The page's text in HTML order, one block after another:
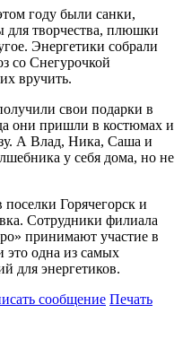
году были санки,
для творчества, плюшки
Энергетики собрали
со Снегурочкой
вручить.
свои подарки в
они пришли в костюмах и
А Влад, Ника, Саша и
у себя дома, но не
Горячегорск и
Сотрудники филиала
принимают участие в
это одна из самых
для энергетиков.
сообщение Печать